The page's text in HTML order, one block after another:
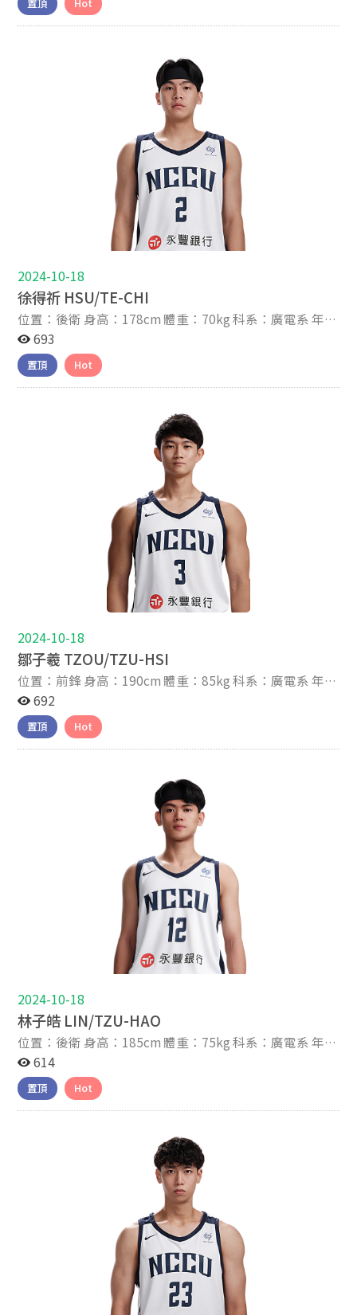
8 我是林恩宇，來自宜蘭縣南澳鄉的原住民，個性從小就
活潑且好動的我，總喜歡嘗試各項運動。家人都非常熱愛
讀北成國小，父母親希望我能練習射箭學習如何專注且靜
下來，因此在小學三年級轉學到東澳國小參加射箭隊。畢
業後就讀國華國中，但是學校因資源不足而解散射箭隊，
練希望我能夠跟著球隊一起練習、打比賽。在國三時打到
乙組北區複賽止步，因此才能有機會被光復中學陳定杰教
練相中，站上高中甲組的舞台。 到了高中才深刻體會甲、
乙組球隊的差距，讓我有更堅定的信念加強自己，才能儘
快跟上學長們的腳步。在高中這段期間，因教練團的全力
栽培及信任，讓我三年都能報到HBL聯賽。 在前兩年也隨
著學長拿到HBL聯賽冠軍，使我不論在技術及心態上進步
許多。高三雖未能幫助學校完成連霸，但很感謝光復高中
的教練團、老師和同學，讓我在新竹的這三年受益良多。
最後，更謝謝政大的姜學長、威哥和所有教練團，願意給
我個機會來到政治大學。期許自己在未來四年的課業及球
技上都能夠精益求精，成為更好的學生運動員。
2024-10-18
徐得祈 HSU/TE-CHI
位置：後衛 身高：178cm 體重：70kg 科系：廣電系 年
級：大三 家鄉：宜蘭 高中：南山高中 生日：2005-02-09
星座：水瓶 IG帳號：k.i.k.i.94 關於我 About Me 2023-8
我叫做徐得祈，出生在宜蘭縣，幼稚園開始喜歡跟著哥哥
們一起運動打球，在三年級就加入了籃球隊，而我也在打
在高中的三年之中拿到了三座亞軍，這三年我們都能走到
最後一戰，但都差最後那一步登頂，這也讓我更渴望屬於
什麼就去做，只要不是壞事就去做，總是給我這個觀念，
讓我不管在什麼地方都去做對的事，父母也會在旁邊給我
建議，該怎麼做比較好，而我也從小就養成做對的事。 很
榮幸能加入政大雄鷹這個大家庭，讓我能夠有這麼好的環
境去提升自己，與隊友同儕競爭去精進自己，在未來這四
年我會更努力不管是在球技或課業上，在未來這四年我一
定會拿到屬於我們的金盃。
693
置頂 Hot
2024-10-18
鄒子羲 TZOU/TZU-HSI
位置：前鋒 身高：190cm 體重：85kg 科系：廣電系 年
級：大三 家鄉：台中 高中：能仁家商 生日：2004-09-18
星座：處女 IG帳號：dou_918 關於我 About Me 2023-8
我的名字叫鄒子羲，出生於台中市，在國小四年級升五年
級時，因為身高比同齡高，所以籃球隊教練希望我能加入
甲級球隊，繼續接受更高強度的訓練，在這期間漸漸的找
到在籃球場上的成就感，國中聯賽，八強前止步，但或許
是不服輸的精神被能仁家商林正明教練看見，進而加入能
練及指導，慢慢雕塑出屬於自己的樣子，也學習到了很多
球場上的觀念及細節，還有團隊籃球的精神，在這三年裡
的訓練讓我受用不盡，也感謝教練給我機會，讓我持續在
這個舞台上追求自己的夢想。 很榮幸能夠加入政大雄鷹這
個大家庭，讓我有很好的打球環境，能更專心精進自己的
球技，除此之外，也有一個很好的讀書環境，來提升自己
的內在，未來四年期許自己能在各方面更上一層樓，並且
持續秉持著團隊籃球的精神，跟著球隊贏下一場場的勝
利。
692
置頂 Hot
2024-10-18
林子皓 LIN/TZU-HAO
位置：後衛 身高：185cm 體重：75kg 科系：廣電系 年
級：大三 家鄉：基隆 高中：能仁家商 生日：2005-02-12
星座：水瓶 IG帳號：hao0.2.1.2 關於我 About Me 2023-8
我叫做林子皓，出生在基隆市。小學二年級被國小找進籃
球隊，經過時間的累積，漸漸愛上籃球，也從其中找到自
在高中三年中分別得到三、四、五名，在這其中我覺得最
可惜的就是沒有體驗過冠軍賽的那種氛圍與強度 。 上了
大學，很榮幸能加入政大這個大家庭，在球技跟課業上，
我一定會更加努力，不只為了這個學校也為了自己盡一分
614
置頂 Hot